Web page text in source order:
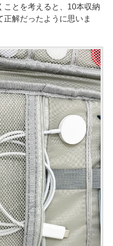
ことを考えると、10本収納
解だったように思いま